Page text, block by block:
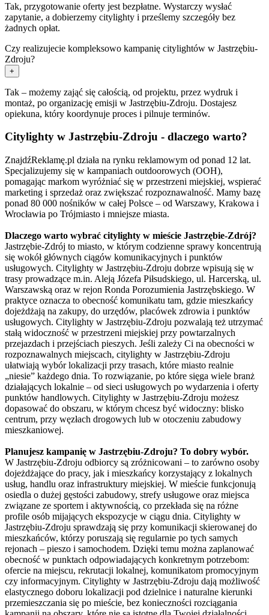
Tak, przygotowanie oferty jest bezpłatne. Wystarczy wysłać
zapytanie, a dobierzemy citylighty i prześlemy szczegóły bez
żadnych opłat.
Czy realizujecie kompleksowo kampanię citylightów w Jastrzębiu-
Zdroju?
+
Tak – możemy zająć się całością, od projektu, przez wydruk i
montaż, po organizację emisji w Jastrzębiu-Zdroju. Dostajesz
opiekuna, który koordynuje proces i pilnuje terminów.
Citylighty w Jastrzębiu-Zdroju - dlaczego warto?
ZnajdźReklamę.pl działa na rynku reklamowym od ponad 12 lat.
Specjalizujemy się w kampaniach outdoorowych (OOH),
pomagając markom wyróżniać się w przestrzeni miejskiej, wspierać
marketing i sprzedaż oraz zwiększać rozpoznawalność. Mamy bazę
ponad 80 000 nośników w całej Polsce – od Warszawy, Krakowa i
Wrocławia po Trójmiasto i mniejsze miasta.
Dlaczego warto wybrać citylighty w mieście Jastrzębie-Zdrój?
Jastrzębie-Zdrój to miasto, w którym codzienne sprawy koncentrują
się wokół głównych ciągów komunikacyjnych i punktów
usługowych. Citylighty w Jastrzębiu-Zdroju dobrze wpisują się w
trasy prowadzące m.in. Aleją Józefa Piłsudskiego, ul. Harcerską, ul.
Warszawską oraz w rejon Ronda Porozumienia Jastrzębskiego. W
praktyce oznacza to obecność komunikatu tam, gdzie mieszkańcy
dojeżdżają na zakupy, do urzędów, placówek zdrowia i punktów
usługowych. Citylighty w Jastrzębiu-Zdroju pozwalają też utrzymać
stałą widoczność w przestrzeni miejskiej przy powtarzalnych
przejazdach i przejściach pieszych. Jeśli zależy Ci na obecności w
rozpoznawalnych miejscach, citylighty w Jastrzębiu-Zdroju
ułatwiają wybór lokalizacji przy trasach, które miasto realnie
„niesie” każdego dnia. To rozwiązanie, po które sięga wiele branż
działających lokalnie – od sieci usługowych po wydarzenia i oferty
punktów handlowych. Citylighty w Jastrzębiu-Zdroju możesz
dopasować do obszaru, w którym chcesz być widoczny: blisko
centrum, przy węzłach drogowych lub w otoczeniu zabudowy
mieszkaniowej.
Planujesz kampanię w Jastrzębiu-Zdroju? To dobry wybór.
W Jastrzębiu-Zdroju odbiorcy są zróżnicowani – to zarówno osoby
dojeżdżające do pracy, jak i mieszkańcy korzystający z lokalnych
usług, handlu oraz infrastruktury miejskiej. W mieście funkcjonują
osiedla o dużej gęstości zabudowy, strefy usługowe oraz miejsca
związane ze sportem i aktywnością, co przekłada się na różne
profile osób mijających ekspozycje w ciągu dnia. Citylighty w
Jastrzębiu-Zdroju sprawdzają się przy komunikacji skierowanej do
mieszkańców, którzy poruszają się regularnie po tych samych
rejonach – pieszo i samochodem. Dzięki temu można zaplanować
obecność w punktach odpowiadających konkretnym potrzebom:
ofercie na miejscu, rekrutacji lokalnej, komunikatom promocyjnym
czy informacyjnym. Citylighty w Jastrzębiu-Zdroju dają możliwość
elastycznego doboru lokalizacji pod dzielnice i naturalne kierunki
przemieszczania się po mieście, bez konieczności rozciągania